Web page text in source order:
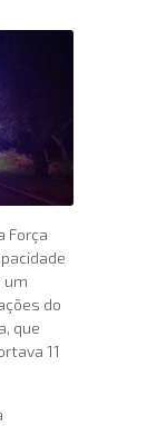
Força
um
do
que
11